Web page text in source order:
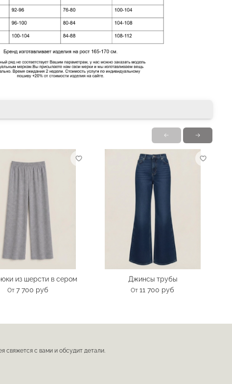
из шерсти в сером
От 7 700 руб
Джинсы трубы
От 11 700 руб
свяжется с вами и обсудит детали.